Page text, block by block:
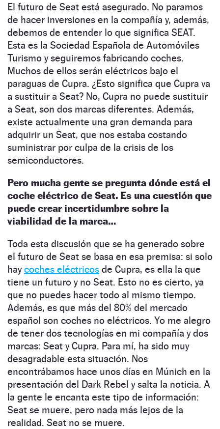
El futuro de Seat está asegurado. No paramos
de hacer inversiones en la compañía y, además,
debemos de entender lo que significa SEAT.
Esta es la Sociedad Española de Automóviles
Turismo y seguiremos fabricando coches.
Muchos de ellos serán eléctricos bajo el
paraguas de Cupra. ¿Esto significa que Cupra va
a sustituir a Seat? No, Cupra no puede sustituir
a Seat, son dos marcas diferentes. Además,
existe actualmente una gran demanda para
adquirir un Seat, que nos estaba costando
suministrar por culpa de la crisis de los
semiconductores.
Pero mucha gente se pregunta dónde está el
coche eléctrico de Seat. Es una cuestión que
puede crear incertidumbre sobre la
viabilidad de la marca…
Toda esta discusión que se ha generado sobre
el futuro de Seat se basa en esa premisa: si solo
haycoches eléctricos de Cupra, es ella la que
tiene un futuro y no Seat. Esto no es cierto, ya
que no puedes hacer todo al mismo tiempo.
Además, es que más del 80% del mercado
español son coches no eléctricos. Yo me alegro
de tener dos tecnologías en mi compañía y dos
marcas: Seat y Cupra. Para mí, ha sido muy
desagradable esta situación. Nos
encontrábamos hace unos días en Múnich en la
presentación del Dark Rebel y salta la noticia. A
la gente le encanta este tipo de información:
Seat se muere, pero nada más lejos de la
realidad. Seat no se muere.